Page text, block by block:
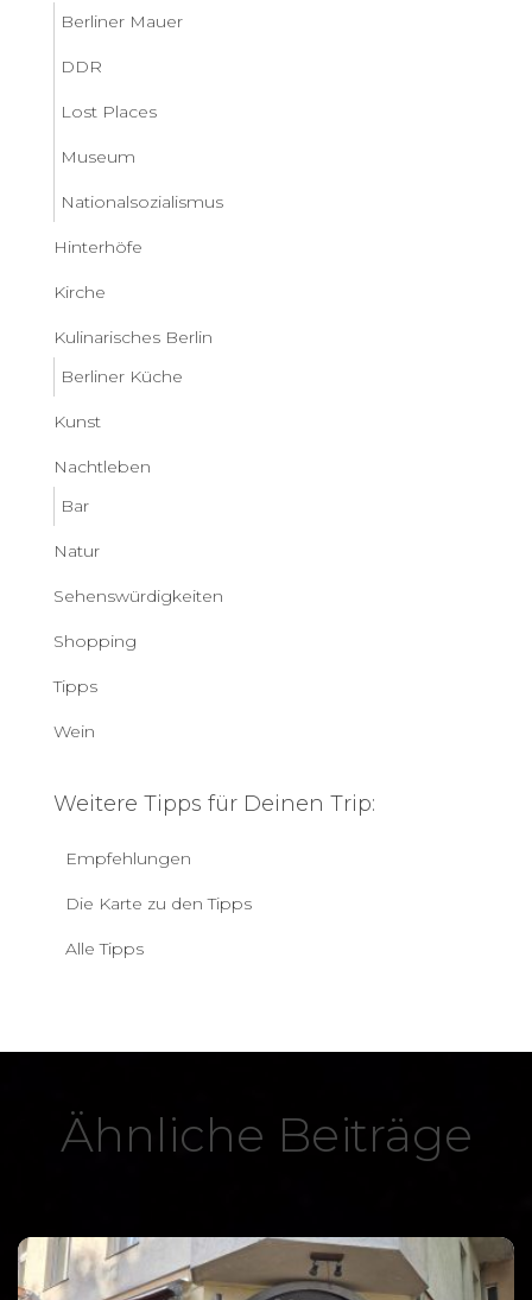
Berliner Mauer
DDR
Lost Places
Museum
Nationalsozialismus
Hinterhöfe
Kirche
Kulinarisches Berlin
Berliner Küche
Kunst
Nachtleben
Bar
Natur
Sehenswürdigkeiten
Shopping
Tipps
Wein
Weitere Tipps für Deinen Trip:
Empfehlungen
Die Karte zu den Tipps
Alle Tipps
Ähnliche Beiträge